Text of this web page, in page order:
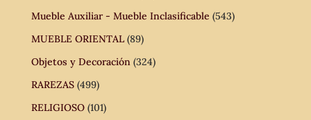
Mueble Auxiliar - Mueble Inclasificable (543)
MUEBLE ORIENTAL (89)
Objetos y Decoración (324)
RAREZAS (499)
RELIGIOSO (101)